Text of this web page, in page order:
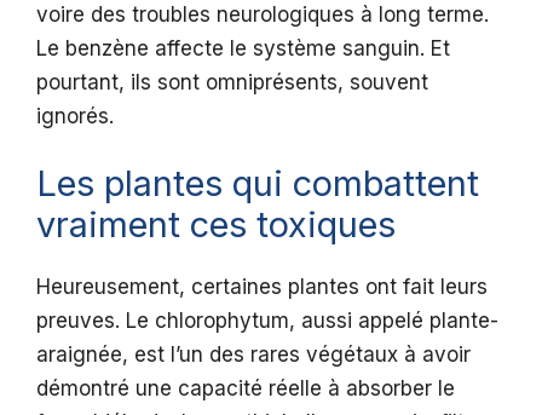
voire des troubles neurologiques à long terme.
Le benzène affecte le système sanguin. Et
pourtant, ils sont omniprésents, souvent
ignorés.
Les plantes qui combattent
vraiment ces toxiques
Heureusement, certaines plantes ont fait leurs
preuves. Le chlorophytum, aussi appelé plante-
araignée, est l’un des rares végétaux à avoir
démontré une capacité réelle à absorber le